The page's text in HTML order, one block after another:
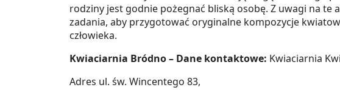
rodziny jest godnie pożegnać bliską osobę. Z uwagi na te
zadania, aby przygotować oryginalne kompozycje
człowieka.
Kwiaciarnia Bródno – Dane kontaktowe: Kwiaciarnia
Adres ul. św. Wincentego 83,